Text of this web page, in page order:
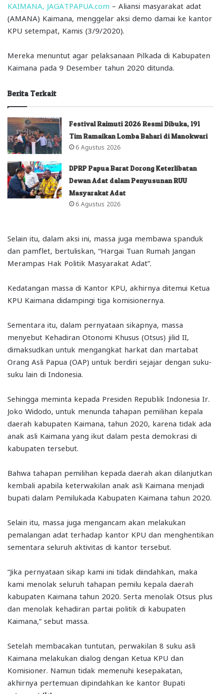
KAIMANA, JAGATPAPUA.com – Aliansi masyarakat adat
(AMANA) Kaimana, menggelar aksi demo damai ke kantor
KPU setempat, Kamis (3/9/2020).
Mereka menuntut agar pelaksanaan Pilkada di Kabupaten
Kaimana pada 9 Desember tahun 2020 ditunda.
Berita Terkait
Festival Raimuti 2026 Resmi Dibuka, 191
Tim Ramaikan Lomba Bahari di Manokwari
6 Agustus 2026
DPRP Papua Barat Dorong Keterlibatan
Dewan Adat dalam Penyusunan RUU
Masyarakat Adat
6 Agustus 2026
Selain itu, dalam aksi ini, massa juga membawa spanduk
dan pamflet, bertuliskan, “Hargai Tuan Rumah Jangan
Merampas Hak Politik Masyarakat Adat”.
Kedatangan massa di Kantor KPU, akhirnya ditemui Ketua
KPU Kaimana didampingi tiga komisionernya.
Sementara itu, dalam pernyataan sikapnya, massa
menyebut Kehadiran Otonomi Khusus (Otsus) jilid II,
dimaksudkan untuk mengangkat harkat dan martabat
Orang Asli Papua (OAP) untuk berdiri sejajar dengan suku-
suku lain di Indonesia.
Sehingga meminta kepada Presiden Republik Indonesia Ir.
Joko Widodo, untuk menunda tahapan pemilihan kepala
daerah kabupaten Kaimana, tahun 2020, karena tidak ada
anak asli Kaimana yang ikut dalam pesta demokrasi di
kabupaten tersebut.
Bahwa tahapan pemilihan kepada daerah akan dilanjutkan
kembali apabila keterwakilan anak asli Kaimana menjadi
bupati dalam Pemilukada Kabupaten Kaimana tahun 2020.
Selain itu, massa juga mengancam akan melakukan
pemalangan adat terhadap kantor KPU dan menghentikan
sementara seluruh aktivitas di kantor tersebut.
“Jika pernyataan sikap kami ini tidak diindahkan, maka
kami menolak seluruh tahapan pemilu kepala daerah
kabupaten Kaimana tahun 2020. Serta menolak Otsus plus
dan menolak kehadiran partai politik di kabupaten
Kaimana,” sebut massa.
Setelah membacakan tuntutan, perwakilan 8 suku asli
Kaimana melakukan dialog dengan Ketua KPU dan
Komisioner. Namun tidak memenuhi kesepakatan,
akhirnya pertemuan dipindahkan ke kantor Bupati